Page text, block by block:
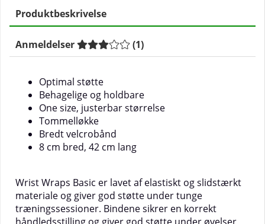
Produktbeskrivelse
Anmeldelser (1)
Optimal støtte
Behagelige og holdbare
One size, justerbar størrelse
Tommelløkke
Bredt velcrobånd
8 cm bred, 42 cm lang
Wrist Wraps Basic er lavet af elastiskt og slidstærkt
materiale og giver god støtte under tunge
træningssessioner. Bindene sikrer en korrekt